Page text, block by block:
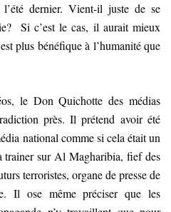
dernier. Vient-il juste de se
Si c’est le cas, il aurait mieux
plus bénéfique à l’humanité que
le Don Quichotte des médias
près. Il prétend avoir été
national comme si cela était un
trainer sur Al Magharibia, fief des
terroristes, organe de presse de
Il ose même préciser que les